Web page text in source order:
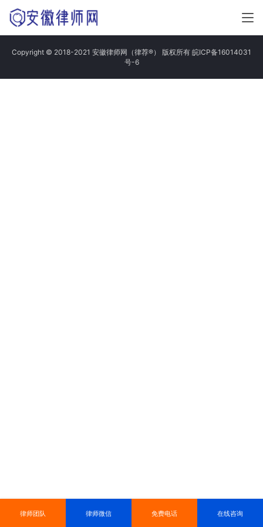
Copyright © 2018-2021 安徽律师网（律荐®） 版权所有 皖ICP备16014031
号-6
律师团队 律师微信 免费电话 在线咨询